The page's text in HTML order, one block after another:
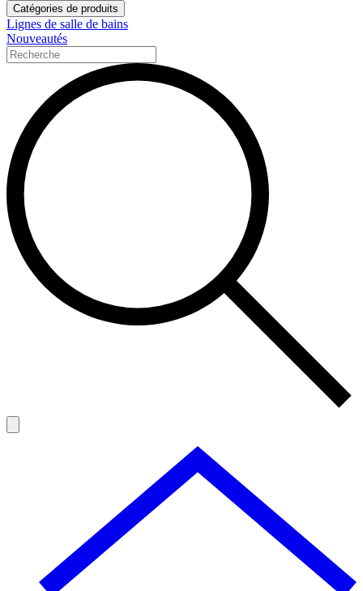
Catégories de produits
Lignes de salle de bains
Nouveautés